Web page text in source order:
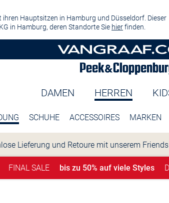
Hauptsitzen in Hamburg und Düsseldorf. Dieser
in Hamburg, deren Standorte Sie hierfinden.
DAMEN HERREN
SCHUHE ACCESSOIRES MARKEN
Lieferung und Retoure mit unserem Friends
FINAL SALE bis zu 50% auf viele Styles